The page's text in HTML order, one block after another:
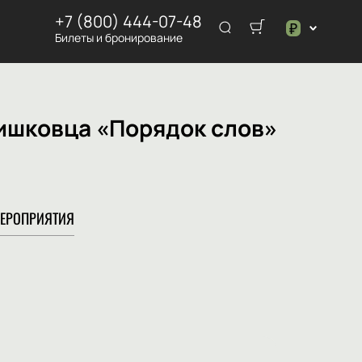
+7 (800) 444-07-48
Билеты и бронирование ₽
$
«Порядок слов»